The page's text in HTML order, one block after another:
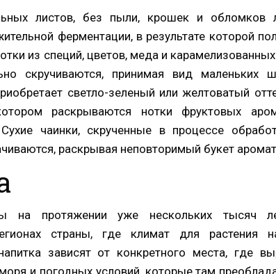
листов, без пыли, крошек и обломков
ферментации, в результате которой
из специй, цветов, меда и
скручиваются, принимая вид маленьких
светло-зеленый или желтоватый
раскрываются нотки фруктовых
чаинки, скрученные в процессе
раскрывая неповторимый букет
на протяжении уже нескольких тысяч
страны, где климат для растения
зависят от конкретного места, где